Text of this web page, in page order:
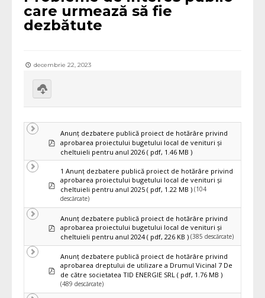
care urmează să fie
dezbătute
decembrie 22, 2023
pdf
Anunț dezbatere publică proiect de hotărâre privind
aprobarea proiectului bugetului local de venituri şi
cheltuieli pentru anul 2026 ( pdf, 1.46 MB )
pdf
1 Anunț dezbatere publică proiect de hotărâre privind
aprobarea proiectului bugetului local de venituri şi
cheltuieli pentru anul 2025 ( pdf, 1.22 MB ) (104
descărcate)
pdf
Anunț dezbatere publică proiect de hotărâre privind
aprobarea proiectului bugetului local de venituri şi
cheltuieli pentru anul 2024 ( pdf, 226 KB ) (385 descărcate)
pdf
Anunț dezbatere publică proiect de hotărâre privind
aprobarea dreptului de utilizare a Drumul Vicinal 7 De
de către societatea TID ENERGIE SRL ( pdf, 1.76 MB )
(489 descărcate)